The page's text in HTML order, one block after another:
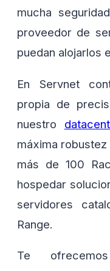
mucha
proveedor de
puedan alojarlos
En Servnet
propia de
nuestro
máxima
más de 100
hospedar
servidores
Range.
Te